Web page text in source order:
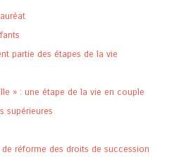
partie des étapes de la vie
» : une étape de la vie en couple
supérieures
réforme des droits de succession